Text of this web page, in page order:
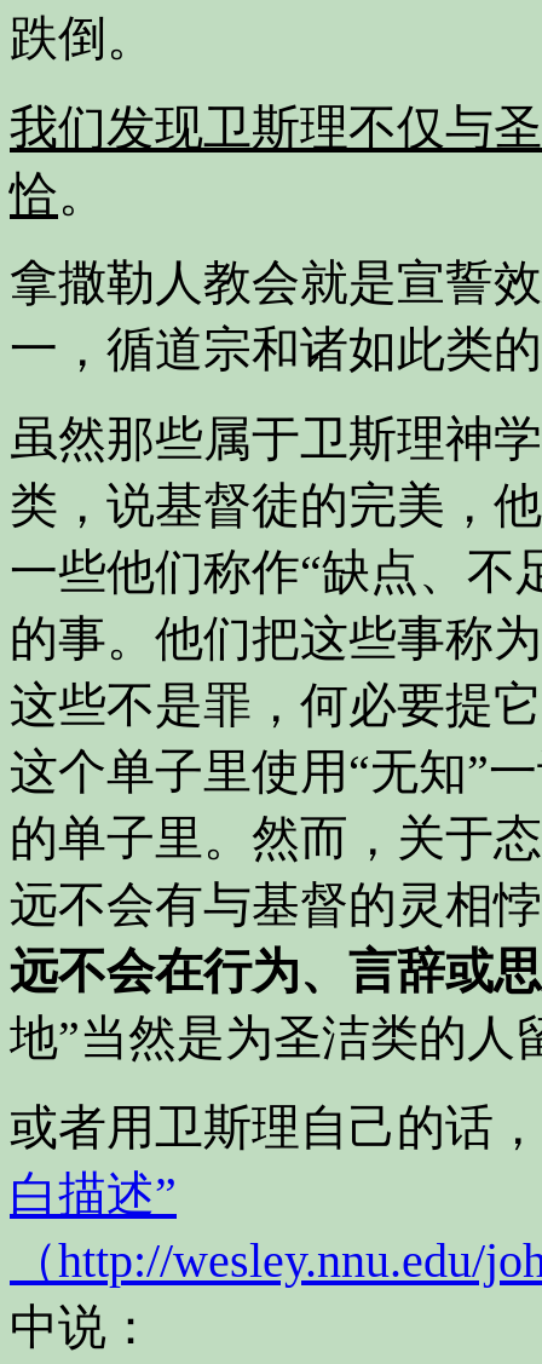
跌倒。
我们发现卫斯理不仅与
恰。
拿撒勒人教会就是宣誓
一，循道宗和诸如此类
虽然那些属于卫斯理神
类，说基督徒的完美，
一些他们称作“缺点、不
的事。他们把这些事称
这些不是罪，何必要提
这个单子里使用“无知”
的单子里。然而，关于
远不会有与基督的灵相
远不会在行为、言辞或
地”当然是为圣洁类的人
或者用卫斯理自己的话
白描述”
（http://wesley.nnu.edu/
中说：